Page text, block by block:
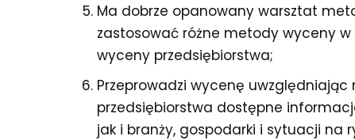
Ma dobrze opanowany warsztat
zastosować różne metody wyceny
wyceny przedsiębiorstwa;
Przeprowadzi wycenę
przedsiębiorstwa dostępne
jak i branży, gospodarki i sytuacji na